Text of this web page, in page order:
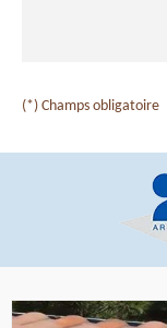
(*) Champs obligatoire